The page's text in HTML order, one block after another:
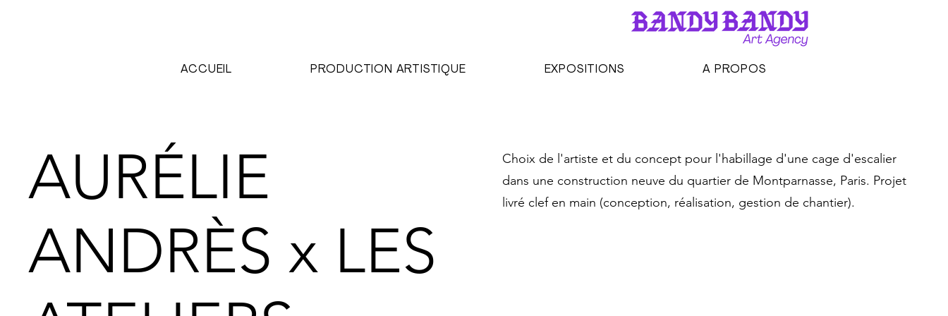
ACCUEIL PRODUCTION ARTISTIQUE EXPOSITIONS A PROPOS
AURÉLIE
ANDRÈS x LES
Choix de l'artiste et du concept pour l'habillage d'une cage d'escalier
dans une construction neuve du quartier de Montparnasse, Paris. Projet
livré clef en main (conception, réalisation, gestion de chantier).